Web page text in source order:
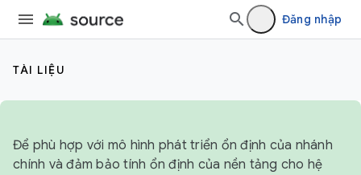
Đăng nhập
TÀI LIỆU
Để phù hợp với mô hình phát triển ổn định của nhánh
chính và đảm bảo tính ổn định của nền tảng cho hệ